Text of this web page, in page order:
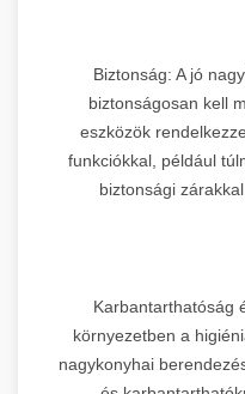
Biztonság: A jó
biztonságosan kell
eszközök
funkciókkal, például
biztonsági
Karbantarthatóság
környezetben a
nagykonyhai